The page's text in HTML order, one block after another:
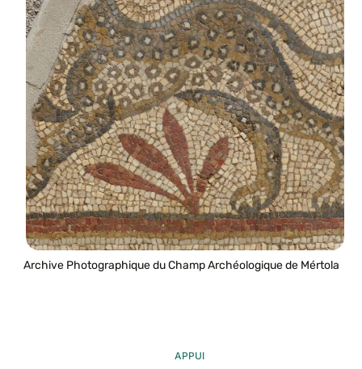
Archive Photographique du Champ Archéologique de Mértola
APPUI